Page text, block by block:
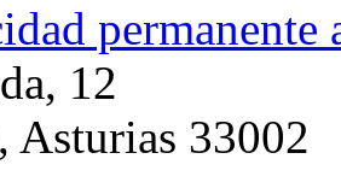
permanente
12
Asturias 33002